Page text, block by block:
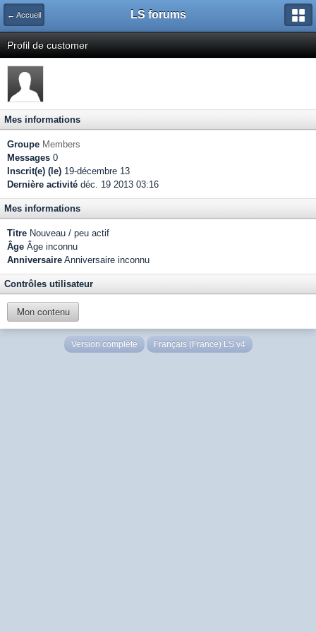
← Accueil LS forums
Profil de customer
Mes informations
Groupe Members
Messages 0
Inscrit(e) (le) 19-décembre 13
Dernière activité déc. 19 2013 03:16
Mes informations
Titre Nouveau / peu actif
Âge Âge inconnu
Anniversaire Anniversaire inconnu
Contrôles utilisateur
Mon contenu
Version complète Français (France) LS v4